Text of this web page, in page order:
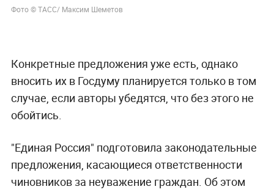
Фото © ТАСС/ Максим Шеметов
Конкретные предложения уже есть, однако
вносить их в Госдуму планируется только в том
случае, если авторы убедятся, что без этого не
обойтись.
"Единая Россия" подготовила законодательные
предложения, касающиеся ответственности
чиновников за неуважение граждан. Об этом